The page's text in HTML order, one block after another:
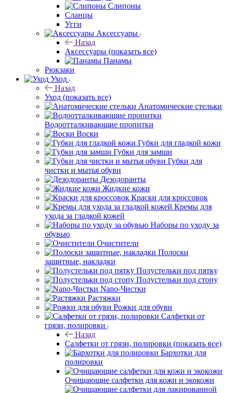
Слипоны
Сланцы
Угги
Аксессуары
Назад
Аксессуары (показать все)
Панамы
Рюкзаки
Уход
Назад
Уход (показать все)
Анатомические стельки
Водоотталкивающие пропитки
Воски
Губки для гладкой кожи
Губки для замши
Губки для
чистки и мытья обуви
Дезодоранты
Жидкие кожи
Краски для кроссовок
Кремы для
ухода за гладкой кожей
Наборы по уходу за
обувью
Очистители
Полоски
защитные, накладки
Полустельки под пятку
Полустельки под стопу
Nano-Чистки
Растяжки
Рожки для обуви
Салфетки от
грязи, полировки
Назад
Салфетки от грязи, полировки (показать все)
Бархотки для
полировки
Очищающие салфетки для кожи и экокожи